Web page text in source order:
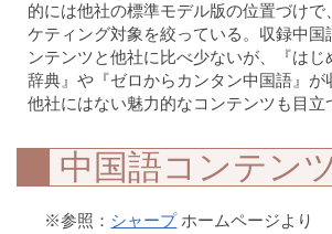
的には他社の標準モデル版の位置づけで
ケティング対象を絞っている。収録中国
ンテンツと他社に比べ少ないが、『はじ
辞典』や『ゼロからカンタン中国語』が
他社にはない魅力的なコンテンツも目立
中国語コンテン
※参照： シャープホームページより